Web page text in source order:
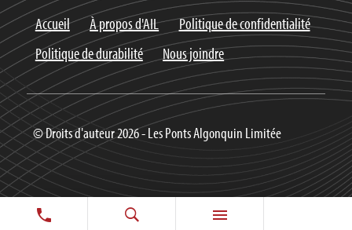
Accueil À propos d'AIL
Politique de confidentialité
Politique de durabilité
Nous joindre
© Droits d'auteur 2026 - Les Ponts Algonquin Limitée